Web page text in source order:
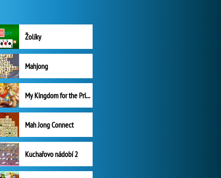
Žolíky
Mahjong
My Kingdom for the Princess Plná verze
Mah Jong Connect
Kuchařovo nádobí 2